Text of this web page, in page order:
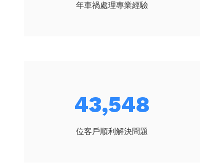
年車禍處理專業經驗
50,879
位客戶順利解決問題